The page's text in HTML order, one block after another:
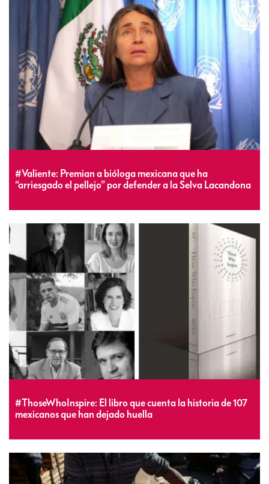
#Valiente: Premian a bióloga mexicana que ha
“arriesgado el pellejo” por defender a la Selva Lacandona
#ThoseWhoInspire: El libro que cuenta la historia de 107
mexicanos que han dejado huella